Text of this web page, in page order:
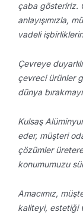
çaba gösteririz.
anlayışımızla,
vadeli
Çevreye
çevreci ürünler
dünya
Kulsaş
eder, müşteri
çözümler
konumumuzu
Amacımız,
kaliteyi, estetiği